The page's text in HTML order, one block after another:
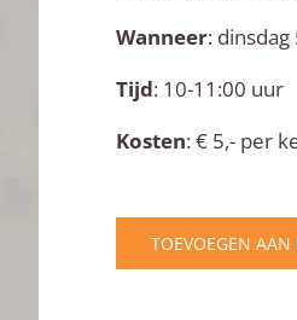
Wanneer:
Tijd: 10-11:00 uur
Kosten: € 5,- per
TOEVOEGEN AAN